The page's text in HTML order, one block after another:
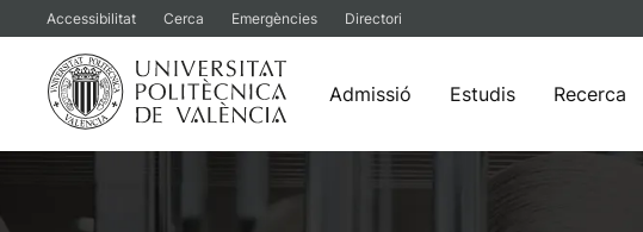
Accessibilitat Cerca Emergències Directori
Admissió Estudis Recerca